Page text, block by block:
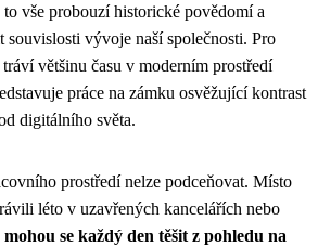
vše probouzí historické povědomí a
souvislosti vývoje naší společnosti. Pro
většinu času v moderním prostředí
práce na zámku osvěžující kontrast
digitálního světa.
prostředí nelze podceňovat. Místo
léto v uzavřených kancelářích nebo
mohou se každý den těšit z pohledu na